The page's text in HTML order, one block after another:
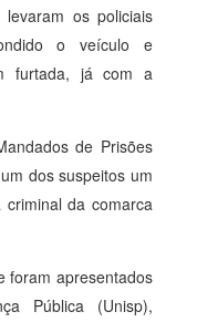
levaram os policiais
o veículo e
furtada, já com a
de Prisões
dos suspeitos um
da comarca
foram apresentados
Pública (Unisp),